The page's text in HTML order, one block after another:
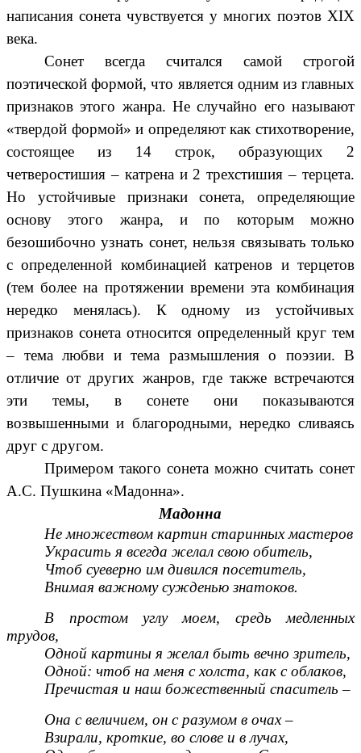
написания сонета чувствуется у многих поэтов XIX
века.
Сонет всегда считался самой строгой
поэтической формой, что является одним из главных
признаков этого жанра. Не случайно его называют
«твердой формой» и определяют как стихотворение,
состоящее из 14 строк, образующих 2
четверостишия – катрена и 2 трехстишия – терцета.
Но устойчивые признаки сонета, определяющие
основу этого жанра, и по которым можно
безошибочно узнать сонет, нельзя связывать только
с определенной комбинацией катренов и терцетов
(тем более на протяжении времени эта комбинация
нередко менялась). К одному из устойчивых
признаков сонета относится определенный круг тем
– тема любви и тема размышления о поэзии. В
отличие от других жанров, где также встречаются
эти темы, в сонете они показываются
возвышенными и благородными, нередко сливаясь
друг с другом.
Примером такого сонета можно считать сонет
А.С. Пушкина «Мадонна».
Мадонна
Не множеством картин старинных мастеров
Украсить я всегда желал свою обитель,
Чтоб суеверно им дивился посетитель,
Внимая важному сужденью знатоков.
В простом углу моем, средь медленных
трудов,
Одной картины я желал быть вечно зритель,
Одной: чтоб на меня с холста, как с облаков,
Пречистая и наш божественный спаситель –
Она с величием, он с разумом в очах –
Взирали, кроткие, во слове и в лучах,